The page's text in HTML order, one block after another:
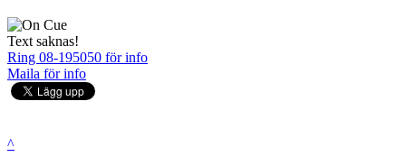
Text saknas!
Ring 08-195050 för info
Maila för info
^